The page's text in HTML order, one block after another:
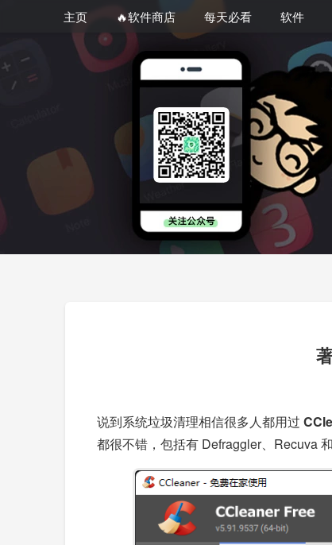
主页 🔥软件商店 每天必看 软件
说到系统垃圾清理相信很多人都用过
都很不错，包括有 Defraggler、Recuva 和